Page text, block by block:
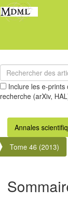
Inclure les e-prints
recherche (arXiv,
Annales
Tome 46 (2013)